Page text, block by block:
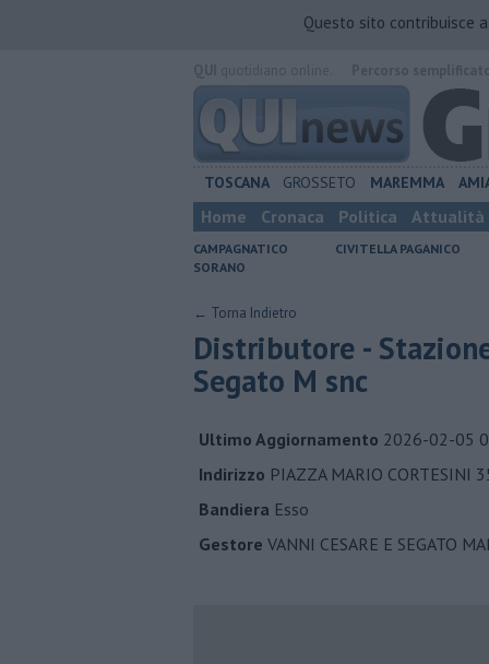
Questo sito contribuisce
TOSCANA GROSSETO MAREMMA
Home Cronaca Politica Attualità
CAMPAGNATICO CIVITELLA PAGANICO
SORANO
← Torna Indietro
Distributore -
Segato M snc
Ultimo Aggiornamento 2026-02-05
Indirizzo PIAZZA MARIO CORTESINI
Bandiera Esso
Gestore VANNI CESARE E SEGATO